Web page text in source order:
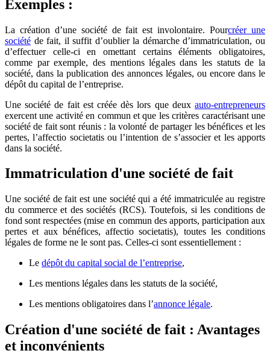
Exemples :
La création d’une société de fait est involontaire. Pourcréer une
société de fait, il suffit d’oublier la démarche d’immatriculation, ou
d’effectuer celle-ci en omettant certains éléments obligatoires,
comme par exemple, des mentions légales dans les statuts de la
société, dans la publication des annonces légales, ou encore dans le
dépôt du capital de l’entreprise.
Une société de fait est créée dès lors que deux auto-entrepreneurs
exercent une activité en commun et que les critères caractérisant une
société de fait sont réunis : la volonté de partager les bénéfices et les
pertes, l’affectio societatis ou l’intention de s’associer et les apports
dans la société.
Immatriculation d'une société de fait
Une société de fait est une société qui a été immatriculée au registre
du commerce et des sociétés (RCS). Toutefois, si les conditions de
fond sont respectées (mise en commun des apports, participation aux
pertes et aux bénéfices, affectio societatis), toutes les conditions
légales de forme ne le sont pas. Celles-ci sont essentiellement :
Le dépôt du capital social de l’entreprise,
Les mentions légales dans les statuts de la société,
Les mentions obligatoires dans l’annonce légale.
Création d'une société de fait : Avantages
et inconvénients